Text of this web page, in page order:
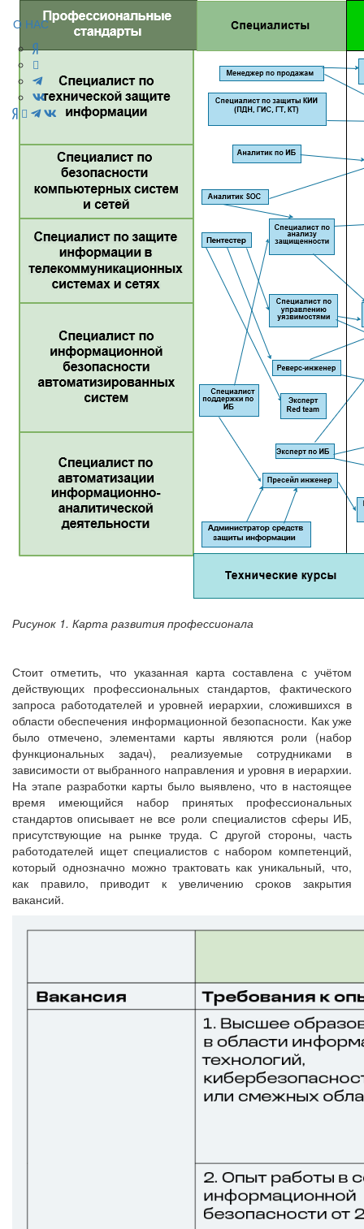
О НАС
Рисунок 1. Карта развития профессионала
Стоит отметить, что указанная карта составлена с учётом
действующих профессиональных стандартов, фактического
запроса работодателей и уровней иерархии, сложившихся в
области обеспечения информационной безопасности. Как уже
было отмечено, элементами карты являются роли (набор
функциональных задач), реализуемые сотрудниками в
зависимости от выбранного направления и уровня в иерархии.
На этапе разработки карты было выявлено, что в настоящее
время имеющийся набор принятых профессиональных
стандартов описывает не все роли специалистов сферы ИБ,
присутствующие на рынке труда. С другой стороны, часть
работодателей ищет специалистов с набором компетенций,
который однозначно можно трактовать как уникальный, что,
как правило, приводит к увеличению сроков закрытия
вакансий.